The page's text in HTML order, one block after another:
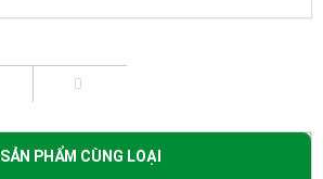
SẢN PHẨM CÙNG LOẠI